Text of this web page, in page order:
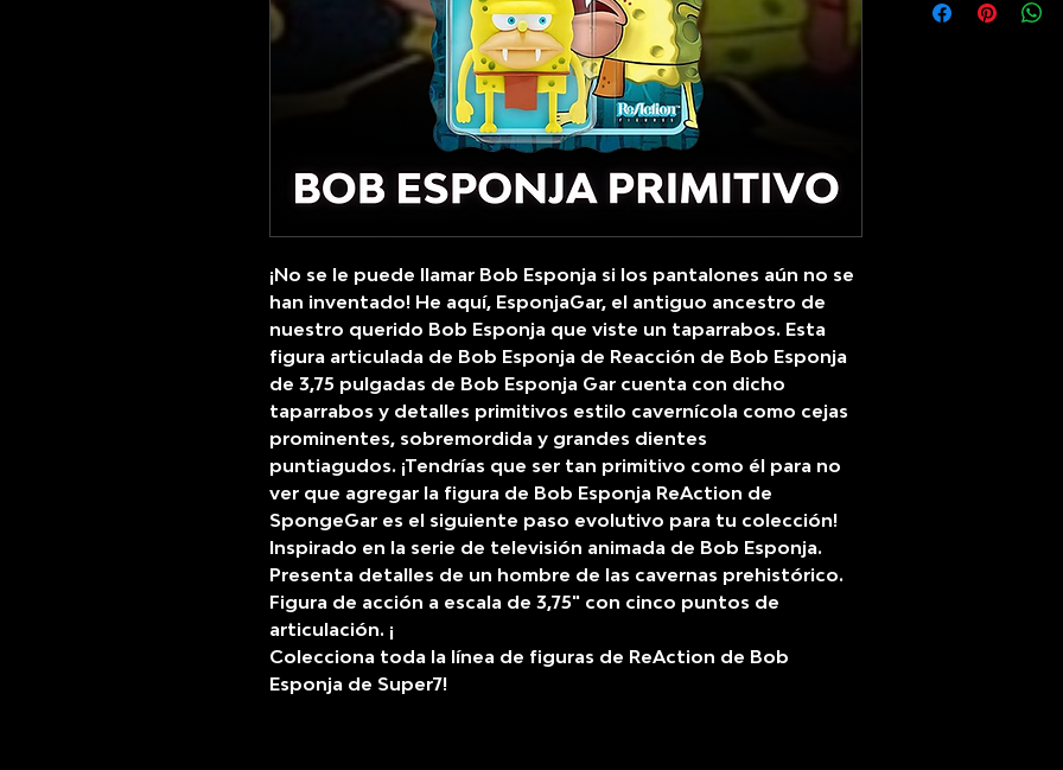
¡No se le puede llamar Bob Esponja si los pantalones aún no se
han inventado! He aquí, EsponjaGar, el antiguo ancestro de
nuestro querido Bob Esponja que viste un taparrabos. Esta
figura articulada de Bob Esponja de Reacción de Bob Esponja
de 3,75 pulgadas de Bob Esponja Gar cuenta con dicho
taparrabos y detalles primitivos estilo cavernícola como cejas
prominentes, sobremordida y grandes dientes
puntiagudos. ¡Tendrías que ser tan primitivo como él para no
ver que agregar la figura de Bob Esponja ReAction de
SpongeGar es el siguiente paso evolutivo para tu colección!
Inspirado en la serie de televisión animada de Bob Esponja.
Presenta detalles de un hombre de las cavernas prehistórico.
Figura de acción a escala de 3,75" con cinco puntos de
articulación. ¡
Colecciona toda la línea de figuras de ReAction de Bob
Esponja de Super7!